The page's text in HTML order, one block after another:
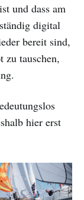
und dass am
digital
bereit sind,
zu tauschen,
hier erst